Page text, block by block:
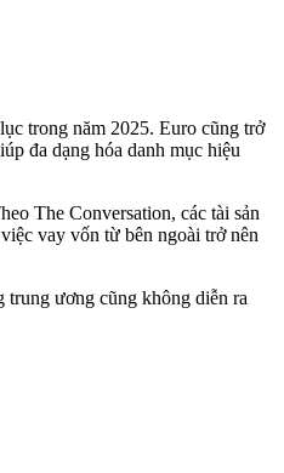
trong năm 2025. Euro cũng trở
đa dạng hóa danh mục hiệu
The Conversation, các tài sản
vay vốn từ bên ngoài trở nên
trung ương cũng không diễn ra